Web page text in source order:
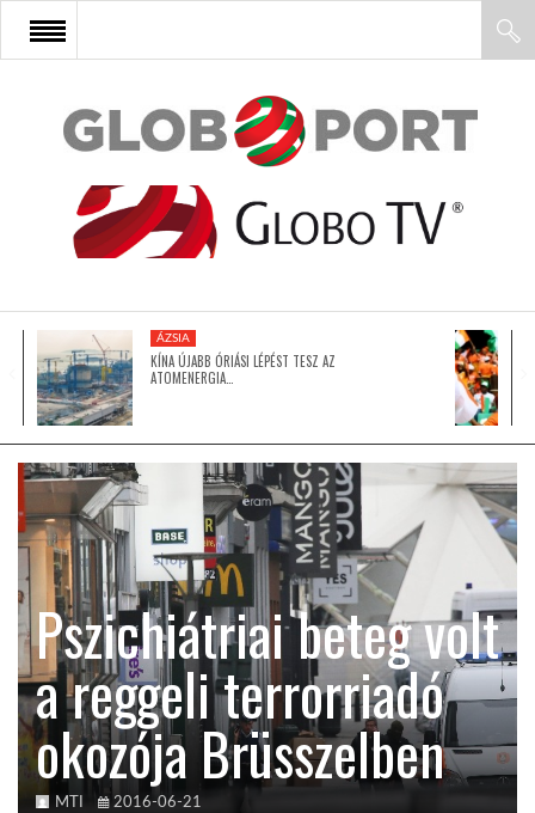
FŐOLDAL
AFRIKA
ÁZSIA
LATIN-AMERIKA
KÖZEL-KELET
AUSZTRÁLIA
A VILÁG ITTHON
ÁZSIA
KÍNA ÚJABB ÓRIÁSI LÉPÉST TESZ AZ
ATOMENERGIA…
Pszichiátriai beteg volt
a reggeli terrorriadó
okozója Brüsszelben
MTI 2016-06-21